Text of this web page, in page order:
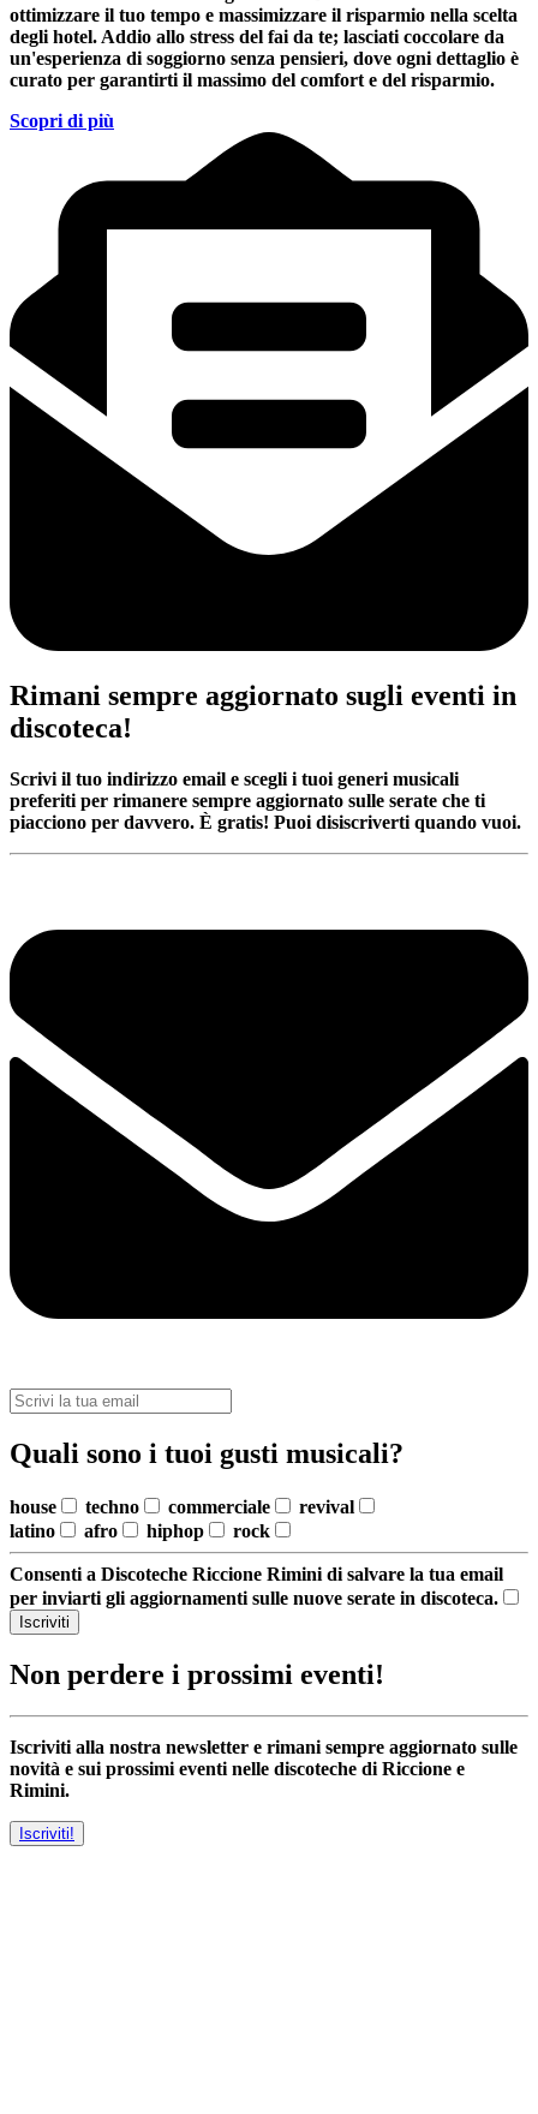
ottimizzare il tuo tempo e massimizzare il risparmio nella scelta
degli hotel. Addio allo stress del fai da te; lasciati coccolare da
un'esperienza di soggiorno senza pensieri, dove ogni dettaglio è
curato per garantirti il massimo del comfort e del risparmio.
Scopri di più
Rimani sempre aggiornato sugli eventi in
discoteca!
Scrivi il tuo indirizzo email e scegli i tuoi generi musicali
preferiti per rimanere sempre aggiornato sulle serate che ti
piacciono per davvero. È gratis! Puoi disiscriverti quando vuoi.
Quali sono i tuoi gusti musicali?
house techno commerciale
revival
latino
afro hiphop rock
Consenti a Discoteche Riccione Rimini di salvare la tua email
per inviarti gli aggiornamenti sulle nuove serate in discoteca.
Iscriviti
Non perdere i prossimi eventi!
Iscriviti alla nostra newsletter e rimani sempre aggiornato sulle
novità e sui prossimi eventi nelle discoteche di Riccione e
Rimini.
Iscriviti!